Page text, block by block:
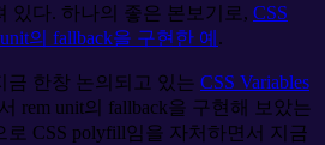
있다. 하나의 좋은 본보기로, CSS
의 fallback을 구현한 예 .
금 한창 논의되고 있는 CSS Variables
rem unit의 fallback을 구현해 보았는
CSS polyfill임을 자처하면서 지금